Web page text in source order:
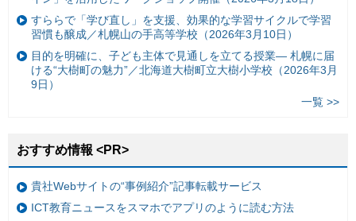
すららで「学び直し」を支援、効果的な学習サイクルで学習
習慣も醸成／札幌山の手高等学校（2026年3月10日）
目的を明確に、子ども主体で見通しを立てる授業— 札幌に届
ける“大樹町の魅力”／北海道大樹町立大樹小学校（2026年3月
9日）
一覧 >>
おすすめ情報 <PR>
貴社Webサイトの“事例紹介”記事転載サービス
ICT教育ニュースをスマホでアプリのように読む方法